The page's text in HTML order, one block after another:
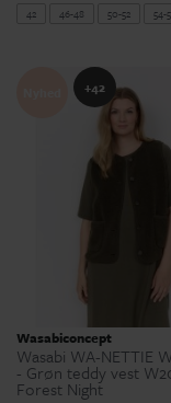
42 46-48 50-52 54-
+42
Wasabiconcept
Wasabi WA-NETTIE
- Grøn teddy vest
Forest Night